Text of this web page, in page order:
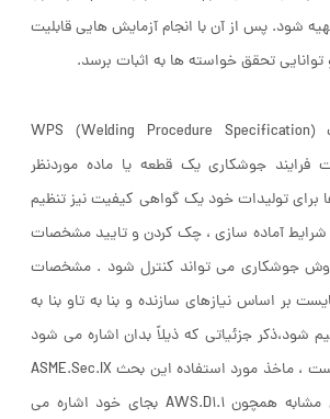
شود. پس از آن با انجام آزمایش هایی قابلیت
تحقق خواسته ها به اثبات برسد.
هدف از تنظیم یک (WPS (Welding Procedure Specification
جوشکاری یک قطعه یا ماده موردنظر
برای تولیدات خود یک گواهی کیفیت نیز تنظیم
شرایط آماده سازی ، چک کردن و تایید مشخصات
جوشکاری می تواند کنترل شود . مشخصات
بر اساس نیازهای سازنده و بنا به تاو بنا به
شود،ذکر جزئیاتی که ذیلاً بدان اشاره می شود
در هر WPS ضروری است ، ماخذ مورد استفاده این بحث ASME.Sec.IX
بوده و استانداردهای مشابه همچون AWS.D1.1 بجای خود اشاره می